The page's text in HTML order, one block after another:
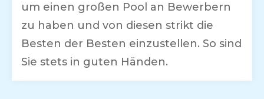
um einen großen Pool an Bewerbern
zu haben und von diesen strikt die
Besten der Besten einzustellen. So sind
Sie stets in guten Händen.